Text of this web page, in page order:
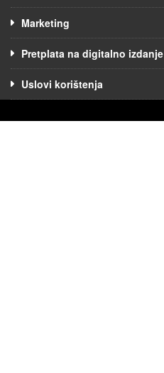
Marketing
Pretplata na digitalno izdanje
Uslovi korištenja